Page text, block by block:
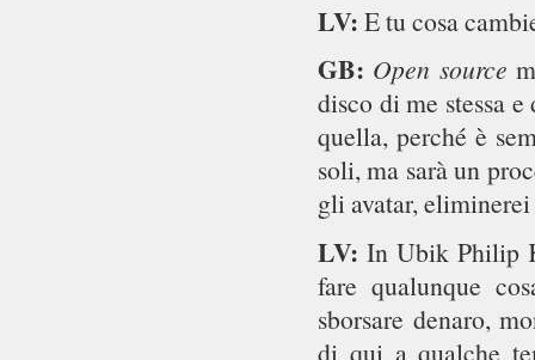
LV: E tu cosa
GB: Open source
disco di me stessa
quella, perché è
soli, ma sarà un
gli avatar,
LV: In Ubik Philip
fare qualunque
sborsare denaro,
di qui a qualche